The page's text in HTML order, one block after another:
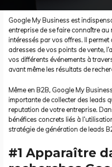
Google My Business est
entreprise de se faire connaître
intéressés par vos offres. Il
adresses de vos points de vente,
vos différents événements à
avant même les résultats de
Même en B2B, Google My
importante de collecter des leads
reputation de votre entreprise.
bénéfices concrets liés à
stratégie de génération de leads
#1 Apparaître